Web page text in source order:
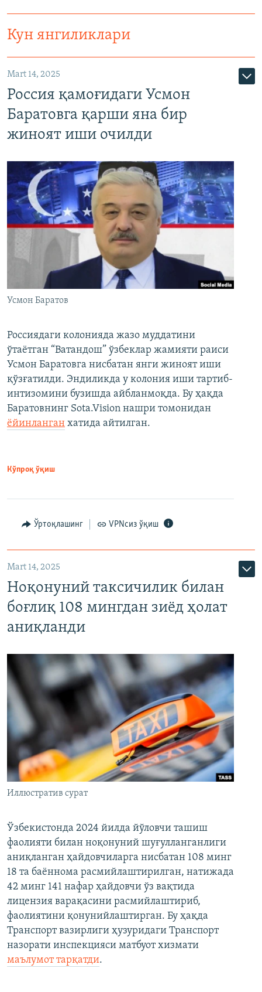
Кун янгиликлари
Mart 14, 2025
Россия қамоғидаги Усмон
Баратовга қарши яна бир
жиноят иши очилди
Усмон Баратов
Россиядаги колонияда жазо муддатини
ўтаётган “Ватандош” ўзбеклар жамияти раиси
Усмон Баратовга нисбатан янги жиноят иши
қўзғатилди. Эндиликда у колония иши тартиб-
интизомини бузишда айбланмоқда. Бу ҳақда
Баратовнинг Sota.Vision нашри томонидан
ёйинланган хатида айтилган.
Кўпроқ ўқиш
Ўртоқлашинг VPNсиз ўқиш
Mart 14, 2025
Ноқонуний таксичилик билан
боғлиқ 108 мингдан зиёд ҳолат
аниқланди
Иллюстратив сурат
Ўзбекистонда 2024 йилда йўловчи ташиш
фаолияти билан ноқонуний шуғулланганлиги
аниқланган ҳайдовчиларга нисбатан 108 минг
18 та баённома расмийлаштирилган, натижада
42 минг 141 нафар ҳайдовчи ўз вақтида
лицензия варақасини расмийлаштириб,
фаолиятини қонунийлаштирган. Бу ҳақда
Транспорт вазирлиги ҳузуридаги Транспорт
назорати инспекцияси матбуот хизмати
маълумот тарқатди.